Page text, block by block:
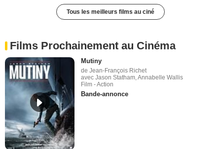
Tous les meilleurs films au ciné
Films Prochainement au Cinéma
Mutiny
de Jean-François Richet
avec Jason Statham, Annabelle Wallis
Film - Action
Bande-annonce